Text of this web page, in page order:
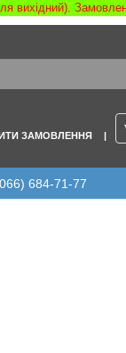
вихідний).
ЗАМОВЛЕННЯ
684-71-77